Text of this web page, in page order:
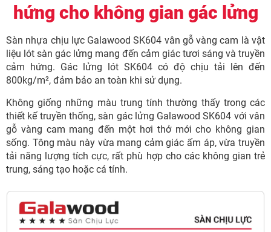
hứng cho không gian gác lửng
Sàn nhựa chịu lực Galawood SK604 vân gỗ vàng cam là vật
liệu lót sàn gác lửng mang đến cảm giác tươi sáng và truyền
cảm hứng. Gác lửng lót SK604 có độ chịu tải lên đến
800kg/m², đảm bảo an toàn khi sử dụng.
Không giống những màu trung tính thường thấy trong các
thiết kế truyền thống, sàn gác lửng Galawood SK604 với vân
gỗ vàng cam mang đến một hơi thở mới cho không gian
sống. Tông màu này vừa mang cảm giác ấm áp, vừa truyền
tải năng lượng tích cực, rất phù hợp cho các không gian trẻ
trung, sáng tạo hoặc cá tính.